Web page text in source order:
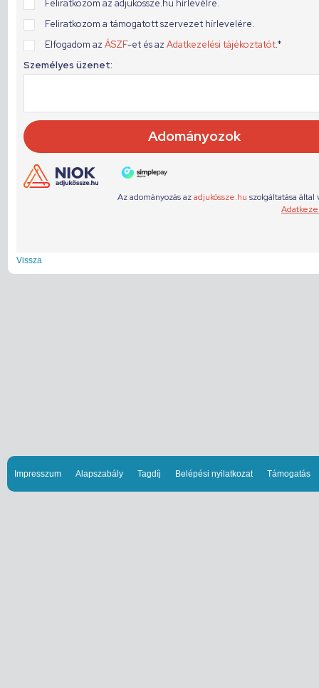
Vissza
Impresszum Alapszabály Tagdíj Belépési nyilatkozat Támogatás